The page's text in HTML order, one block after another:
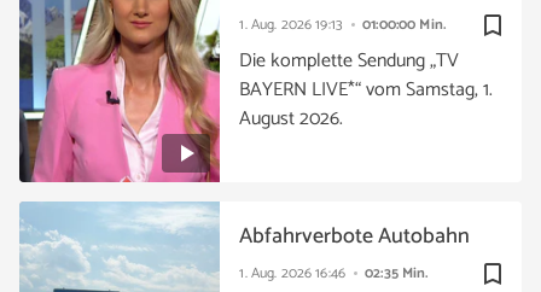
bookmark_border
1. Aug. 202619:13 01:00:00 Min.
Die komplette Sendung „TV
BAYERN LIVE*“ vom Samstag, 1.
August 2026.
bookmark_border
1. Aug. 202616:46 02:35 Min.
Abfahrverbote Autobahn